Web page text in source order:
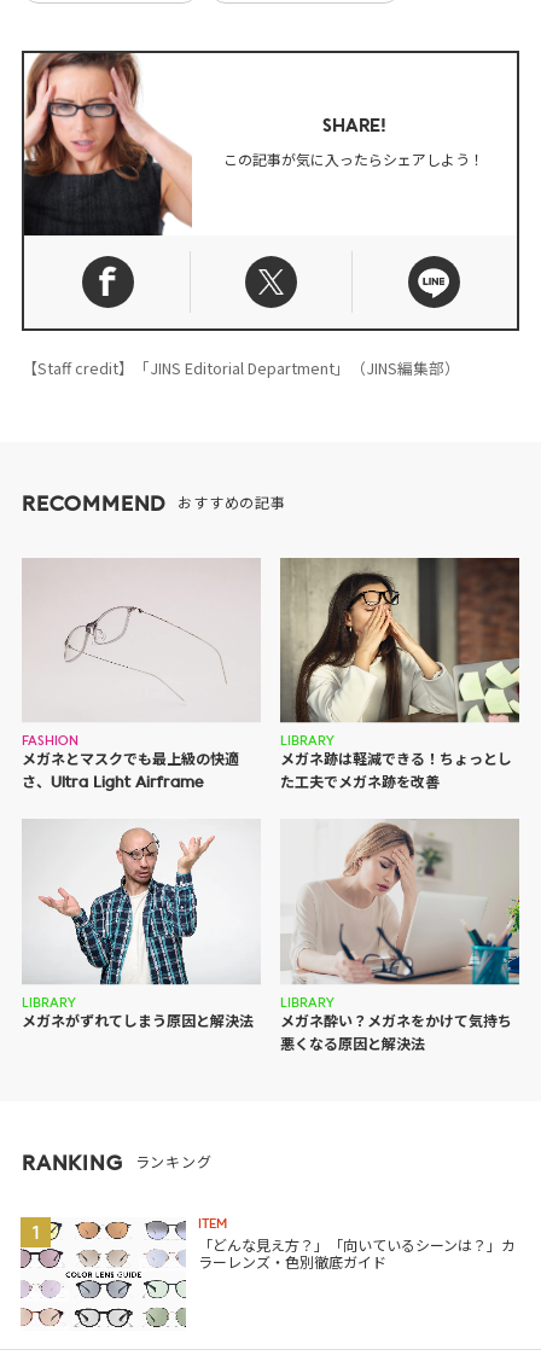
SHARE!
この記事が気に入ったらシェアしよう！
【Staff credit】「JINS Editorial Department」（JINS編集部）
RECOMMEND おすすめの記事
FASHION
メガネとマスクでも最上級の快適
さ、Ultra Light Airframe
LIBRARY
メガネ跡は軽減できる！ちょっとし
た工夫でメガネ跡を改善
LIBRARY
メガネがずれてしまう原因と解決法
LIBRARY
メガネ酔い？メガネをかけて気持ち
悪くなる原因と解決法
RANKING ランキング
1
ITEM
「どんな見え方？」「向いているシーンは？」カ
ラーレンズ・色別徹底ガイド